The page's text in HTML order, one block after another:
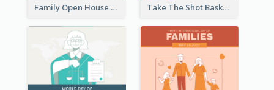
Family Open House Registration Instagram Post Take The Shot Basketball Instagram Post